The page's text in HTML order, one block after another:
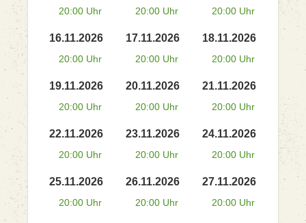
20:00 Uhr 20:00 Uhr 20:00 Uhr
16.11.2026
20:00 Uhr
17.11.2026
20:00 Uhr
18.11.2026
20:00 Uhr
19.11.2026
20:00 Uhr
20.11.2026
20:00 Uhr
21.11.2026
20:00 Uhr
22.11.2026
20:00 Uhr
23.11.2026
20:00 Uhr
24.11.2026
20:00 Uhr
25.11.2026
20:00 Uhr
26.11.2026
20:00 Uhr
27.11.2026
20:00 Uhr